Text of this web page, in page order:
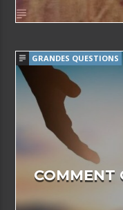
GRANDES QUESTIONS
COMMENT